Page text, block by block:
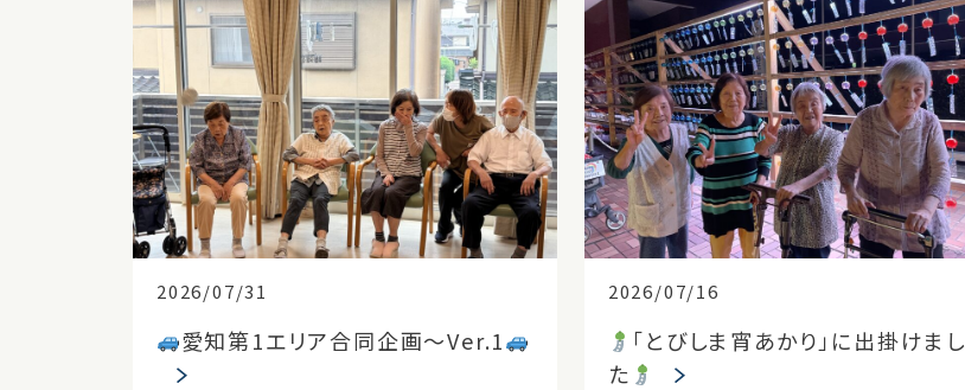
2026/07/31
愛知第1エリア合同企画～Ver.1
2026/07/16
「とびしま宵あかり」に出掛けまし
た